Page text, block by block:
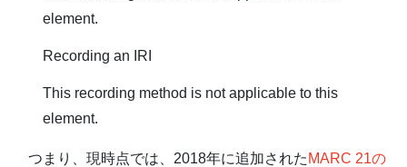
element.
Recording an IRI
This recording method is not applicable to this
element.
つまり、現時点では、2018年に追加された MARC 21の